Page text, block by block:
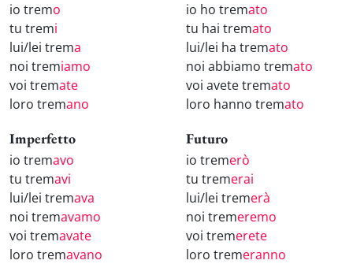
io tremo
tu tremi
lui/lei trema
noi tremiamo
voi tremate
loro tremano
io ho tremato
tu hai tremato
lui/lei ha tremato
noi abbiamo tremato
voi avete tremato
loro hanno tremato
Imperfetto
io tremavo
tu tremavi
lui/lei tremava
noi tremavamo
voi tremavate
loro tremavano
Futuro
io tremerò
tu tremerai
lui/lei tremerà
noi tremeremo
voi tremerete
loro tremeranno